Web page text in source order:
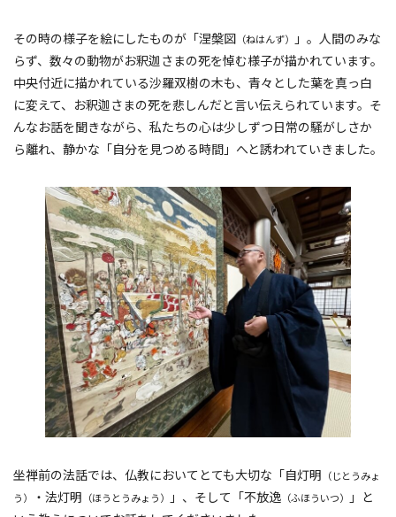
その時の様子を絵にしたものが「涅槃図 （ねはんず）
」。人間のみな
らず、数々の動物がお釈迦さまの死を悼む様子が描かれています。
中央付近に描かれている沙羅双樹の木も、青々とした葉を真っ白
に変えて、お釈迦さまの死を悲しんだと言い伝えられています。そ
んなお話を聞きながら、私たちの心は少しずつ日常の騒がしさか
ら離れ、静かな「自分を見つめる時間」へと誘われていきました。
坐禅前の法話では、仏教においてとても大切な「自灯明 （じとうみょ
う）
・法灯明 （ほうとうみょう） 」、そして「不放逸 （ふほういつ）
」と